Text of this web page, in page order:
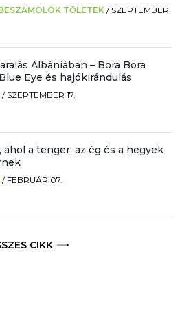
TŐLETEK / SZEPTEMBER
Albániában – Bora Bora
Eye és hajókirándulás
/ SZEPTEMBER 17.
ahol a tenger, az ég és a hegyek
/ FEBRUÁR 07.
CIKK